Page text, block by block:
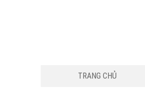
TRANG CHỦ